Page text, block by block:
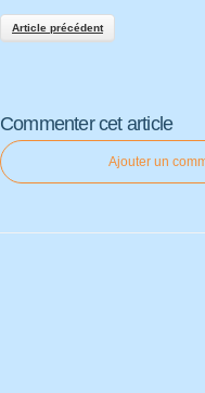
Article précédent
Commenter cet article
Ajouter un